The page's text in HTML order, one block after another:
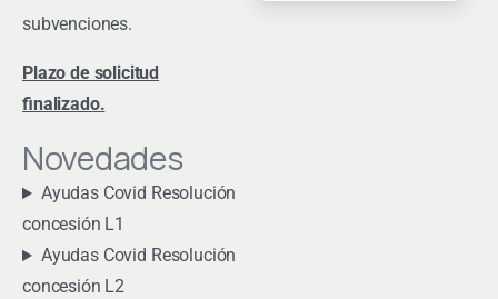
subvenciones.
Plazo de solicitud
finalizado.
Novedades
Ayudas Covid Resolución
concesión L1
Ayudas Covid Resolución
concesión L2